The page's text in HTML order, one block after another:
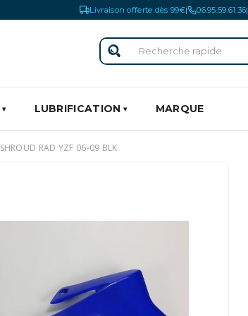
Livraison offerte dès 99€| 06.95.59.61.36|
LUBRIFICATION MARQUE
SHROUD RAD YZF 06-09 BLK